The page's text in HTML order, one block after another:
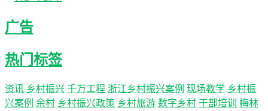
广告
热门标签
资讯 乡村振兴 千万工程 浙江乡村振兴案例 现场教学 乡村振
兴案例 余村 乡村振兴政策 乡村旅游 数字乡村 干部培训
梅林